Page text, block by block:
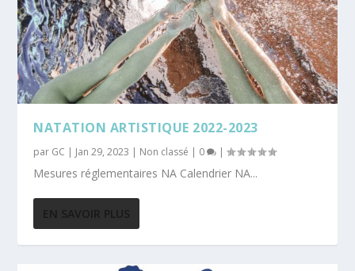
NATATION ARTISTIQUE 2022-2023
par GC | Jan 29, 2023 | Non classé | 0 |
Mesures réglementaires NA Calendrier NA...